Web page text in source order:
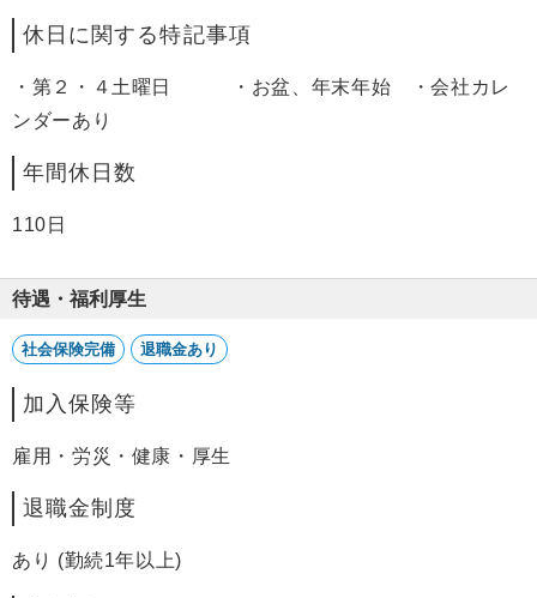
休日に関する特記事項
・第２・４土曜日 ・お盆、年末年始 ・会社カレ
ンダーあり
年間休日数
110日
待遇・福利厚生
社会保険完備 退職金あり
加入保険等
雇用・労災・健康・厚生
退職金制度
あり (勤続1年以上)